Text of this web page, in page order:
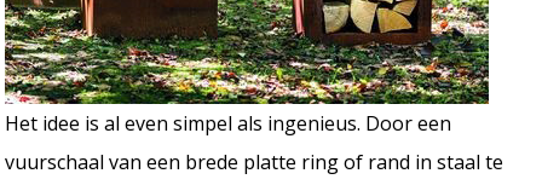
Het idee is al even simpel als ingenieus. Door een
vuurschaal van een brede platte ring of rand in staal te